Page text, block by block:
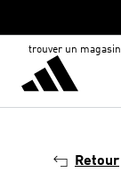
trouver un magasin
Retour